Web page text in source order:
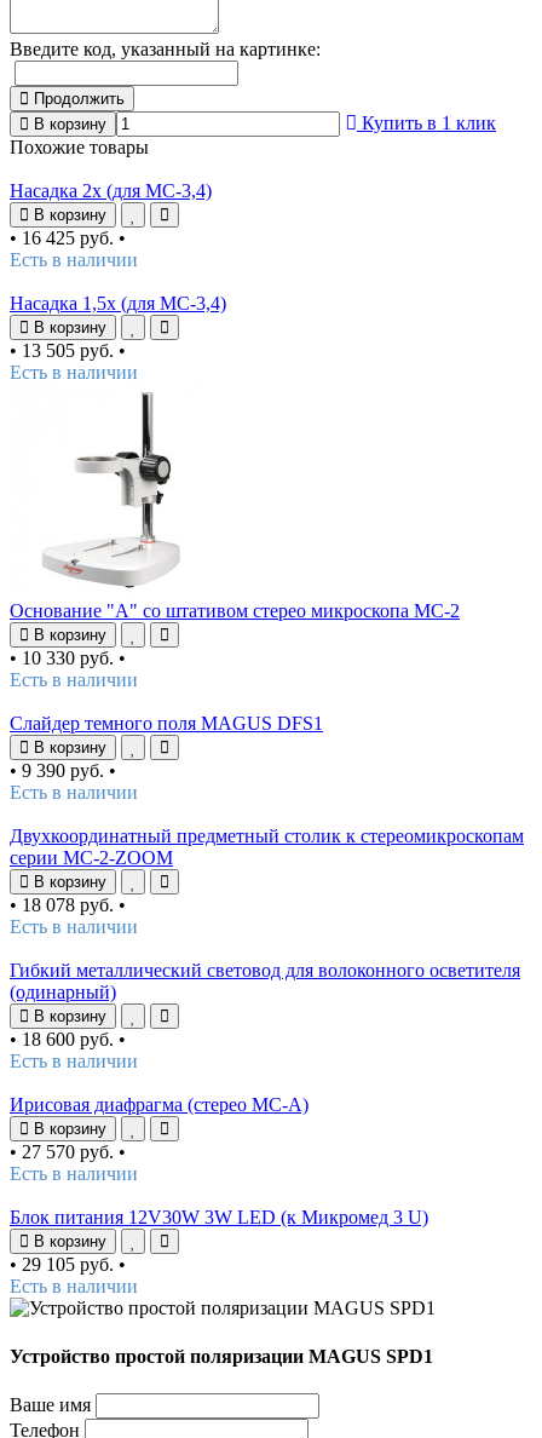
Введите код, указанный на картинке:
Продолжить
В корзину
Купить в 1 клик
Похожие товары
Насадка 2х (для MC-3,4)
В корзину
• 16 425 руб. •
Есть в наличии
Насадка 1,5х (для MC-3,4)
В корзину
• 13 505 руб. •
Есть в наличии
Основание "А" со штативом стерео микроскопа МС-2
В корзину
• 10 330 руб. •
Есть в наличии
Слайдер темного поля MAGUS DFS1
В корзину
• 9 390 руб. •
Есть в наличии
Двухкоординатный предметный столик к стереомикроскопам
серии MC-2-ZOOM
В корзину
• 18 078 руб. •
Есть в наличии
Гибкий металлический световод для волоконного осветителя
(одинарный)
В корзину
• 18 600 руб. •
Есть в наличии
Ирисовая диафрагма (стерео МС-А)
В корзину
• 27 570 руб. •
Есть в наличии
Блок питания 12V30W 3W LED (к Микромед 3 U)
В корзину
• 29 105 руб. •
Есть в наличии
Устройство простой поляризации MAGUS SPD1
Ваше имя
Телефон